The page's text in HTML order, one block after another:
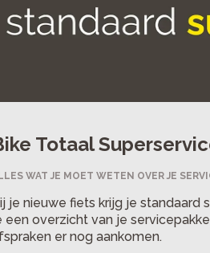
Totaal
WAT JE MOET WETEN OVER JE
je nieuwe fiets krijg je standaard
een overzicht van je
er nog aankomen.